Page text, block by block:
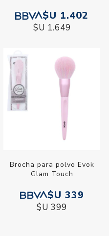
$U 1.402
$U 1.649
Brocha para polvo Evok
Glam Touch
$U 339
$U 399